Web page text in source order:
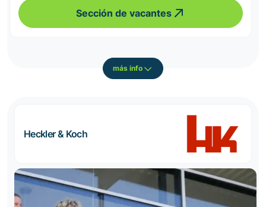
Sección de vacantes
más info
Heckler & Koch